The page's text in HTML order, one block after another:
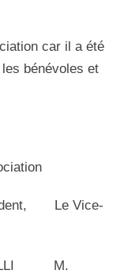
car il a été
bénévoles et
Le Vice-
M.